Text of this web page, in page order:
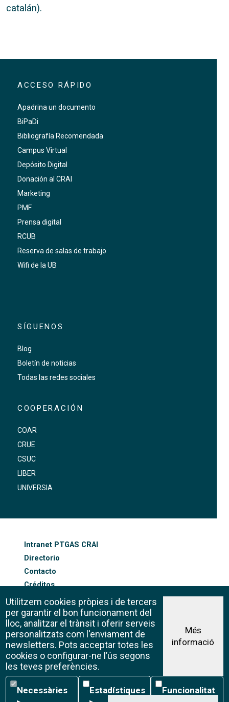
catalán).
ACCESO RÁPIDO
Apadrina un documento
BiPaDi
Bibliografía Recomendada
Campus Virtual
Depósito Digital
Donación al CRAI
Marketing
PMF
Prensa digital
RCUB
Reserva de salas de trabajo
Wifi de la UB
SÍGUENOS
Blog
Boletín de noticias
Todas las redes sociales
COOPERACIÓN
COAR
CRUE
CSUC
LIBER
UNIVERSIA
Intranet PTGAS CRAI
Directorio
Contacto
Créditos
Mapa web
Política de cookies
Aviso legal
©CRAI Universitat de Barcelona
Creative Commons 4.0
Utilitzem cookies pròpies i de tercers
per garantir el bon funcionament del
lloc, analitzar el trànsit i oferir serveis
personalitzats com l'enviament de
newsletters. Pots acceptar totes les
cookies o configurar-ne l’ús segons
les teves preferències.
Més
informació
Necessàries
Necessàries
Estadístiques
Estadístiques
Funcionalitat
Funcionalitat